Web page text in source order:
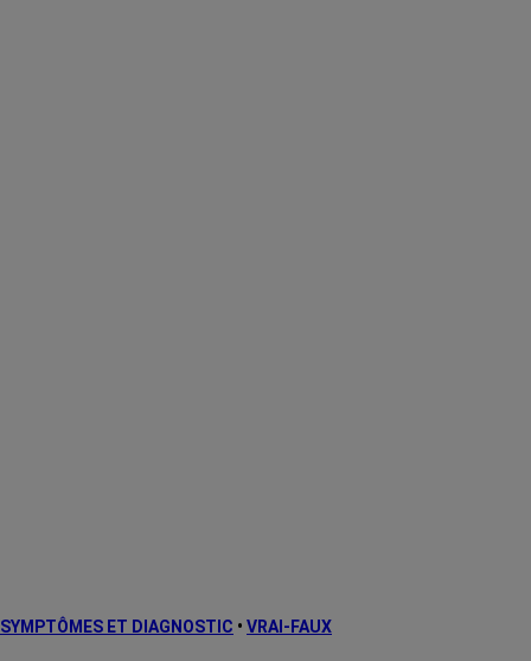
SYMPTÔMES ET DIAGNOSTIC • VRAI-FAUX